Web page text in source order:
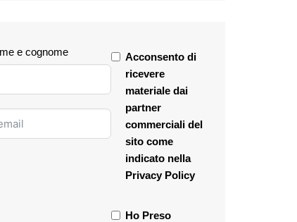
e cognome
Acconsento di
ricevere
materiale dai
partner
commerciali del
sito come
indicato nella
Privacy Policy
Ho Preso